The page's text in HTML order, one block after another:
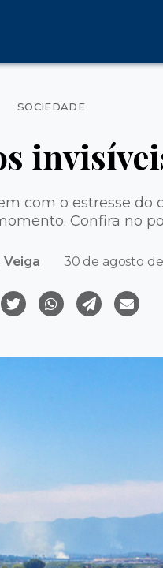
Categorias
SOCIEDADE
com o estresse
Confira no
Veiga 30 de agosto